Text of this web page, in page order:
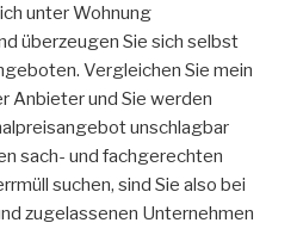
unter Wohnung
überzeugen Sie sich selbst
Vergleichen Sie mein
Anbieter und Sie werden
unschlagbar
sach- und fachgerechten
suchen, sind Sie also bei
zugelassenen Unternehmen